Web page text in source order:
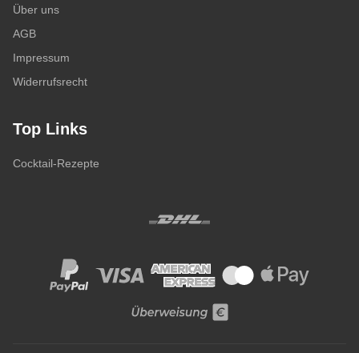
Über uns
AGB
Impressum
Widerrufsrecht
Top Links
Cocktail-Rezepte